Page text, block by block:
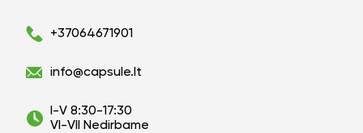
+37064671901
info@capsule.lt
I-V 8:30-17:30
VI-VII Nedirbame